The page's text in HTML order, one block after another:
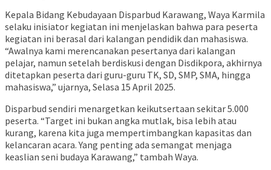
Kepala Bidang Kebudayaan Disparbud Karawang, Waya Karmila
selaku inisiator kegiatan ini menjelaskan bahwa para peserta
kegiatan ini berasal dari kalangan pendidik dan mahasiswa.
“Awalnya kami merencanakan pesertanya dari kalangan
pelajar, namun setelah berdiskusi dengan Disdikpora, akhirnya
ditetapkan peserta dari guru-guru TK, SD, SMP, SMA, hingga
mahasiswa,” ujarnya, Selasa 15 April 2025.
Disparbud sendiri menargetkan keikutsertaan sekitar 5.000
peserta. “Target ini bukan angka mutlak, bisa lebih atau
kurang, karena kita juga mempertimbangkan kapasitas dan
kelancaran acara. Yang penting ada semangat menjaga
keaslian seni budaya Karawang,” tambah Waya.